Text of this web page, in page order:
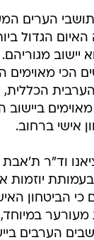
תושבי הערים
האיום הגדול
הכי מאוימים
אישי ברחוב.
וד"ר
יוזמות
הביטחון
הערבים